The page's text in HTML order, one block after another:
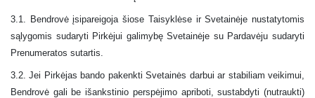
3.1. Bendrovė įsipareigoja šiose Taisyklėse ir Svetainėje nustatytomis
sąlygomis sudaryti Pirkėjui galimybę Svetainėje su Pardavėju sudaryti
Prenumeratos sutartis.
3.2. Jei Pirkėjas bando pakenkti Svetainės darbui ar stabiliam veikimui,
Bendrovė gali be išankstinio perspėjimo apriboti, sustabdyti (nutraukti)